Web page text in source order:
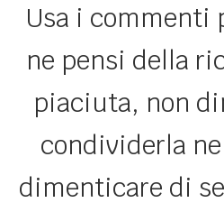
Usa i commenti
ne pensi della
piaciuta, non
condividerla
dimenticare di